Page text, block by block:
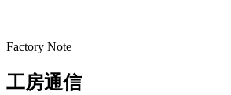
Factory Note
工房通信